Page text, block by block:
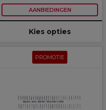
AANBIEDINGEN
Kies opties
PROMOTIE